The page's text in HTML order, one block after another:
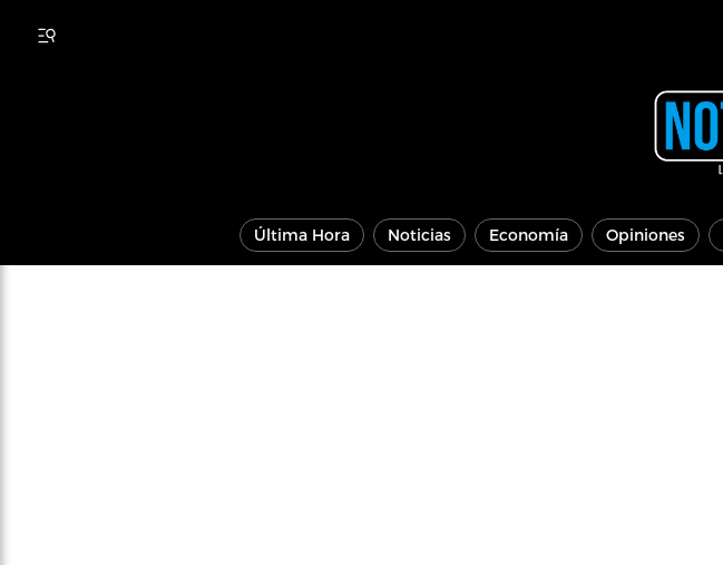
Última Hora Noticias Economía Opiniones